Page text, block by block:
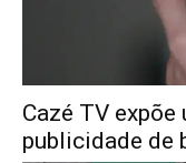
Cazé TV expõe
publicidade de